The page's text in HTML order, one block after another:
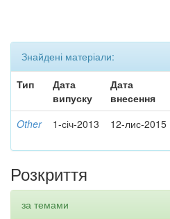
Знайдені матеріали:
Тип
Дата
випуску
Дата
внесення
Other 1-січ-2013 12-лис-2015
Розкриття
за темами